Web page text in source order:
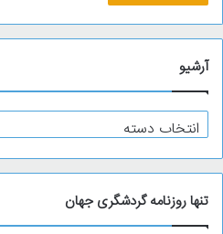
آرشیو
آ
ر
ش
ی
و
تنها روزنامه گردشگری جهان